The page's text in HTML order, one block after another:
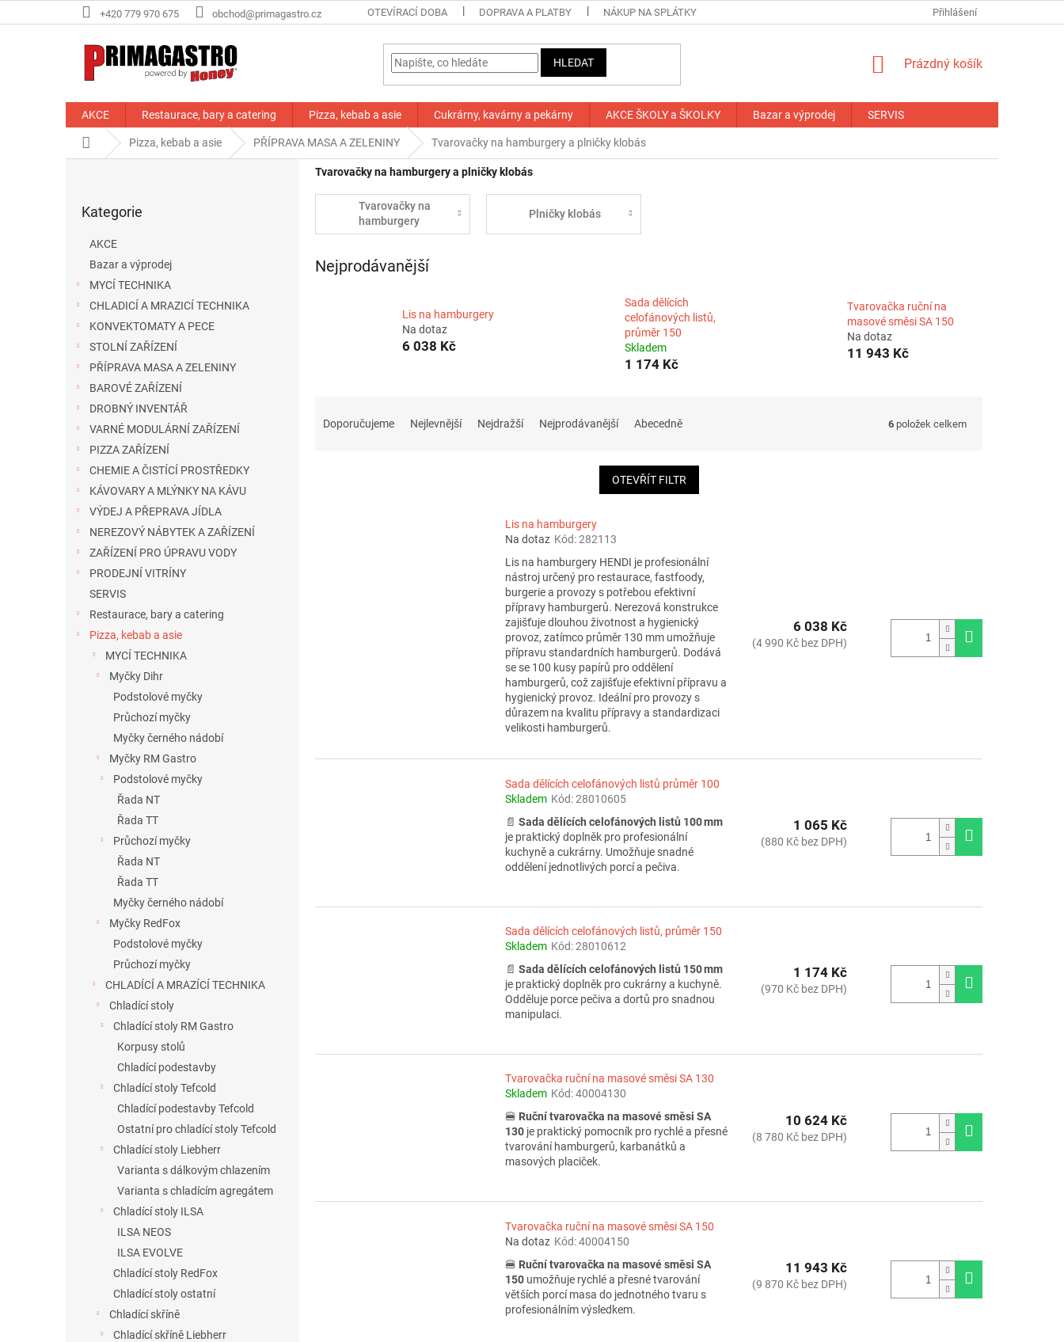
na
+420 779 970 675 obchod@primagastro.cz OTEVÍRACÍ DOBA DOPRAVA A PLATBY NÁKUP NA SPLÁTKY OBCHODNÍ PODMÍNKYPřihlášení
HLEDAT
NÁKUPNÍ
Prázdný košík
AKCE Restaurace, bary a catering Pizza, kebab a asie Cukrárny, kavárny a pekárny AKCE ŠKOLY a ŠKOLKY Bazar a výprodej SERVIS
Domů Pizza, kebab a asie PŘÍPRAVA MASA A ZELENINY Tvarovačky na hamburgery a plničky klobás
kategorie
Kategorie
AKCE
Bazar a výprodej
MYCÍ TECHNIKA
CHLADICÍ A MRAZICÍ TECHNIKA
KONVEKTOMATY A PECE
STOLNÍ ZAŘÍZENÍ
PŘÍPRAVA MASA A ZELENINY
BAROVÉ ZAŘÍZENÍ
DROBNÝ INVENTÁŘ
VARNÉ MODULÁRNÍ ZAŘÍZENÍ
PIZZA ZAŘÍZENÍ
CHEMIE A ČISTÍCÍ PROSTŘEDKY
KÁVOVARY A MLÝNKY NA KÁVU
VÝDEJ A PŘEPRAVA JÍDLA
NEREZOVÝ NÁBYTEK A ZAŘÍZENÍ
ZAŘÍZENÍ PRO ÚPRAVU VODY
PRODEJNÍ VITRÍNY
SERVIS
Restaurace, bary a catering
Pizza, kebab a asie
MYCÍ TECHNIKA
Myčky Dihr
Podstolové myčky
Průchozí myčky
Myčky černého nádobí
Myčky RM Gastro
Podstolové myčky
Řada NT
Řada TT
Průchozí myčky
Řada NT
Řada TT
Myčky černého nádobí
Myčky RedFox
Podstolové myčky
Průchozí myčky
CHLADÍCÍ A MRAZÍCÍ TECHNIKA
Chladící stoly
Chladící stoly RM Gastro
Korpusy stolů
Chladící podestavby
Chladící stoly Tefcold
Chladící podestavby Tefcold
Ostatní pro chladící stoly Tefcold
Chladící stoly Liebherr
Varianta s dálkovým chlazením
Varianta s chladícím agregátem
Chladící stoly ILSA
ILSA NEOS
ILSA EVOLVE
Chladící stoly RedFox
Chladící stoly ostatní
Chladící skříně
Chladící skříně Liebherr
Tvarovačky na hamburgery a plničky klobás
Tvarovačky na
hamburgery
Plničky klobás
Nejprodávanější
Lis na hamburgery
Na dotaz
6 038 Kč
Sada dělících
celofánových listů,
průměr 150
Skladem
1 174 Kč
Tvarovačka ruční na
masové směsi SA 150
Na dotaz
11 943 Kč
Doporučujeme Nejlevnější Nejdražší Nejprodávanější Abecedně 6 položek celkem
OTEVŘÍT FILTR
Lis na hamburgery
Na dotaz Kód:282113
Lis na hamburgery HENDI je profesionální
nástroj určený pro restaurace, fastfoody,
burgerie a provozy s potřebou efektivní
přípravy hamburgerů. Nerezová konstrukce
zajišťuje dlouhou životnost a hygienický
provoz, zatímco průměr 130 mm umožňuje
přípravu standardních hamburgerů. Dodává
se se 100 kusy papírů pro oddělení
hamburgerů, což zajišťuje efektivní přípravu a
hygienický provoz. Ideální pro provozy s
důrazem na kvalitu přípravy a standardizaci
velikosti hamburgerů.
6 038 Kč
(4 990 Kč bez DPH)
Sada dělících celofánových listů průměr 100
Skladem Kód:28010605
📄 Sada dělících celofánových listů 100 mm
je praktický doplněk pro profesionální
kuchyně a cukrárny. Umožňuje snadné
oddělení jednotlivých porcí a pečiva.
1 065 Kč
(880 Kč bez DPH)
Sada dělících celofánových listů, průměr 150
Skladem Kód:28010612
📄 Sada dělících celofánových listů 150 mm
je praktický doplněk pro cukrárny a kuchyně.
Odděluje porce pečiva a dortů pro snadnou
manipulaci.
1 174 Kč
(970 Kč bez DPH)
Tvarovačka ruční na masové směsi SA 130
Skladem Kód:40004130
🍔 Ruční tvarovačka na masové směsi SA
130 je praktický pomocník pro rychlé a přesné
tvarování hamburgerů, karbanátků a
masových placiček.
10 624 Kč
(8 780 Kč bez DPH)
Tvarovačka ruční na masové směsi SA 150
Na dotaz Kód:40004150
🍔 Ruční tvarovačka na masové směsi SA
150 umožňuje rychlé a přesné tvarování
větších porcí masa do jednotného tvaru s
profesionálním výsledkem.
11 943 Kč
(9 870 Kč bez DPH)